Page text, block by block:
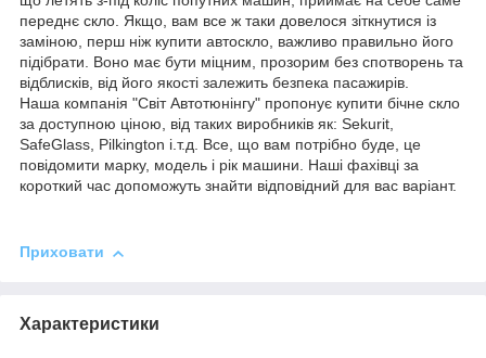
переднє скло. Якщо, вам все ж таки довелося зіткнутися із
заміною, перш ніж купити автоскло, важливо правильно його
підібрати. Воно має бути міцним, прозорим без спотворень та
відблисків, від його якості залежить безпека пасажирів.
Наша компанія "Світ Автотюнінгу" пропонує купити бічне скло
за доступною ціною, від таких виробників як: Sekurit,
SafeGlass, Pilkington і.т.д. Все, що вам потрібно буде, це
повідомити марку, модель і рік машини. Наші фахівці за
короткий час допоможуть знайти відповідний для вас варіант.
Приховати
Характеристики